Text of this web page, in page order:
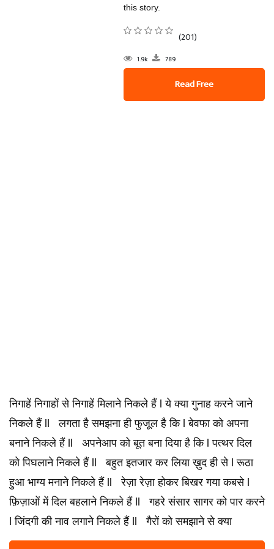
this story.
(201)
1.9k 789
Read Free
निगाहें निगाहों से निगाहें मिलाने निकले हैं l ये क्या गुनाह करने जाने
निकले हैं ll लगता है समझना ही फुजूल है कि l बेवफा को अपना
बनाने निकले हैं ll अपनेआप को बूत बना दिया है कि l पत्थर दिल
को पिघलाने निकले हैं ll बहुत इतजार कर लिया ख़ुद ही से l रूठा
हुआ भाग्य मनाने निकले हैं ll रेज़ा रेज़ा होकर बिखर गया कबसे l
फ़िज़ाओं में दिल बहलाने निकले हैं ll गहरे संसार सागर को पार करने
l जिंदगी की नाव लगाने निकले हैं ll गैरों को समझाने से क्या